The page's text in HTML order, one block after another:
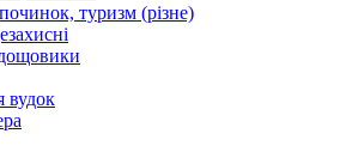
туризм (різне)
вудок